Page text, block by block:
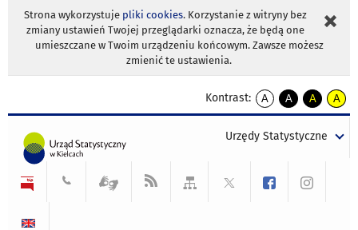
Strona wykorzystuje pliki cookies. Korzystanie z witryny bez
zmiany ustawień Twojej przeglądarki oznacza, że będą one
umieszczane w Twoim urządzeniu końcowym. Zawsze możesz
zmienić te ustawienia.
Kontrast:
A
kontrast
A
kontrast
tekst
czarnym
A
kontrast
tekst
czarnym
A
tekst
żółtym
Urzędy Statystyczne